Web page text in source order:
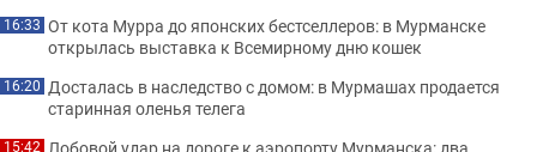
16:33 От кота Мурра до японских бестселлеров: в Мурманске
открылась выставка к Всемирному дню кошек
16:20 Досталась в наследство с домом: в Мурмашах продается
старинная оленья телега
15:42